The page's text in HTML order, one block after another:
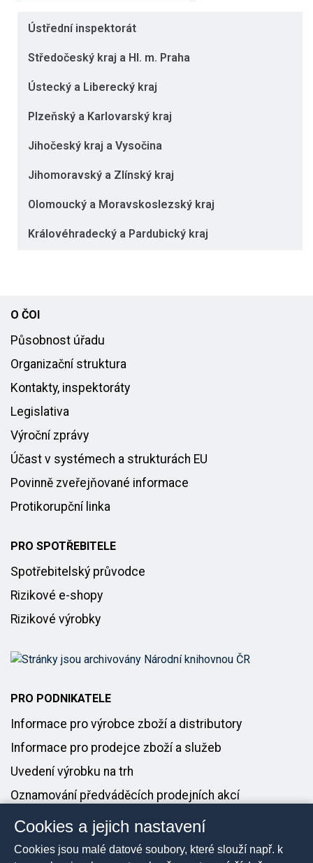
Ústřední inspektorát
Středočeský kraj a Hl. m. Praha
Ústecký a Liberecký kraj
Plzeňský a Karlovarský kraj
Jihočeský kraj a Vysočina
Jihomoravský a Zlínský kraj
Olomoucký a Moravskoslezský kraj
Královéhradecký a Pardubický kraj
O ČOI
Působnost úřadu
Organizační struktura
Kontakty, inspektoráty
Legislativa
Výroční zprávy
Účast v systémech a strukturách EU
Povinně zveřejňované informace
Protikorupční linka
PRO SPOTŘEBITELE
Spotřebitelský průvodce
Rizikové e-shopy
Rizikové výrobky
PRO PODNIKATELE
Informace pro výrobce zboží a distributory
Informace pro prodejce zboží a služeb
Uvedení výrobku na trh
Oznamování předváděcích prodejních akcí
PRO MÉDIA
Cookies a jejich nastavení
Cookies jsou malé datové soubory, které slouží např. k